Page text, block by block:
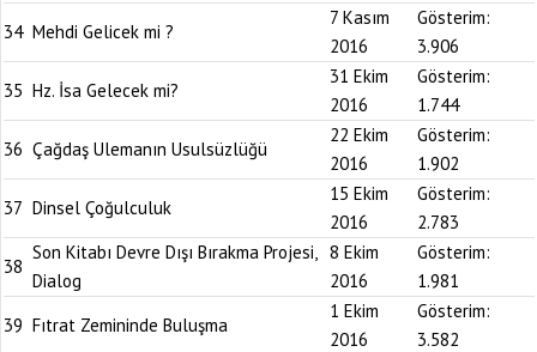
34 Mehdi Gelicek mi ?
7 Kasım
2016
Gösterim:
3.906
35 Hz. İsa Gelecek mi?
31 Ekim
2016
Gösterim:
1.744
36 Çağdaş Ulemanın Usulsüzlüğü
22 Ekim
2016
Gösterim:
1.902
37 Dinsel Çoğulculuk
15 Ekim
2016
Gösterim:
2.783
38
Son Kitabı Devre Dışı Bırakma Projesi,
Dialog
8 Ekim
2016
Gösterim:
1.981
39 Fıtrat Zemininde Buluşma
1 Ekim
2016
Gösterim:
3.582